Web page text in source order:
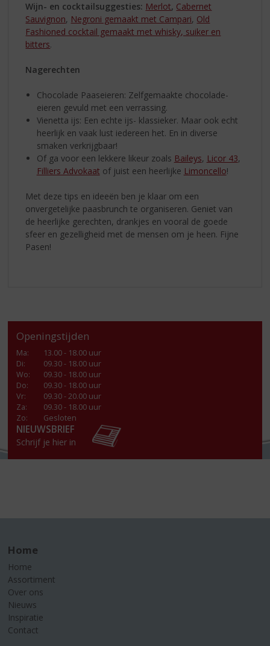
Wijn- en cocktailsuggesties: Merlot, Cabernet
Sauvignon, Negroni gemaakt met Campari, Old
Fashioned cocktail gemaakt met whisky, suiker en
bitters.
Nagerechten
Chocolade Paaseieren: Zelfgemaakte chocolade-
eieren gevuld met een verrassing.
Vienetta ijs: Een echte ijs- klassieker. Maar ook echt
heerlijk en vaak lust iedereen het. En in diverse
smaken verkrijgbaar!
Of ga voor een lekkere likeur zoals Baileys, Licor 43,
Filliers Advokaat of juist een heerlijke Limoncello!
Met deze tips en ideeën ben je klaar om een
onvergetelijke paasbrunch te organiseren. Geniet van
de heerlijke gerechten, drankjes en vooral de goede
sfeer en gezelligheid met de mensen om je heen. Fijne
Pasen!
Openingstijden
Ma:
13.00 - 18.00 uur
Di:
09.30 - 18.00 uur
Wo:
09.30 - 18.00 uur
Do:
09.30 - 18.00 uur
Vr:
09.30 - 20.00 uur
Za:
09.30 - 18.00 uur
Zo:
Gesloten
NIEUWSBRIEF
Schrijf je hier in
Home
Home
Assortiment
Over ons
Nieuws
Inspiratie
Contact